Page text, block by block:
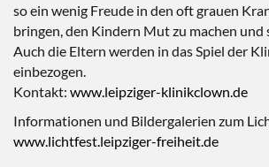
so ein wenig Freude in den oft grauen
bringen, den Kindern Mut zu machen und
Auch die Eltern werden in das Spiel der
einbezogen.
Kontakt: www.leipziger-klinikclown.de
Informationen und Bildergalerien zum
www.lichtfest.leipziger-freiheit.de